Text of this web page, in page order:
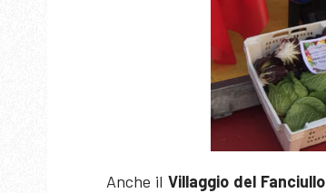
Anche il Villaggio del Fanciullo